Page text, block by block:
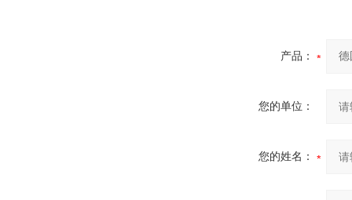
产品：
您的单位：
您的姓名：